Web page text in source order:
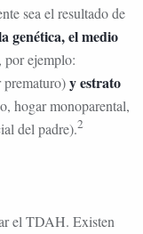
sea el resultado de
genética, el medio
ejemplo:
prematuro)y estrato
hogar monoparental,
del padre).2
el TDAH. Existen